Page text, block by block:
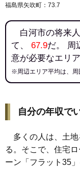
福島県矢吹町：73.7
白河市の将来
て、 67.9だ。 周
意が必要なエリ
※周辺エリア平均は、周
自分の年収で
多くの人は、土地
る。そこで、住宅
ーン「フラット35